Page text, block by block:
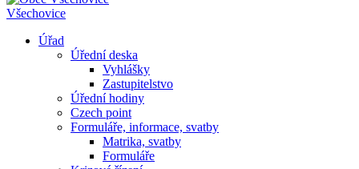
Všechovice
Úřad
Úřední deska
Vyhlášky
Zastupitelstvo
Úřední hodiny
Czech point
Formuláře, informace, svatby
Matrika, svatby
Formuláře